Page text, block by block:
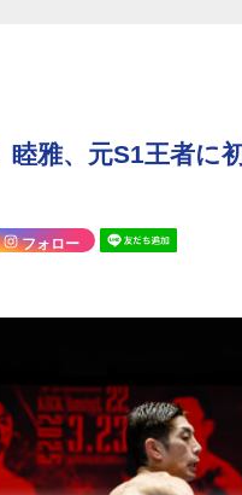
睦雅、元S1王者に
フォロー